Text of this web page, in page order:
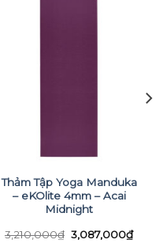
Thảm Tập Yoga Manduka
– eKOlite 4mm – Acai
Midnight
3,210,000₫ Giá
gốc
3,087,000₫Giá
hiện